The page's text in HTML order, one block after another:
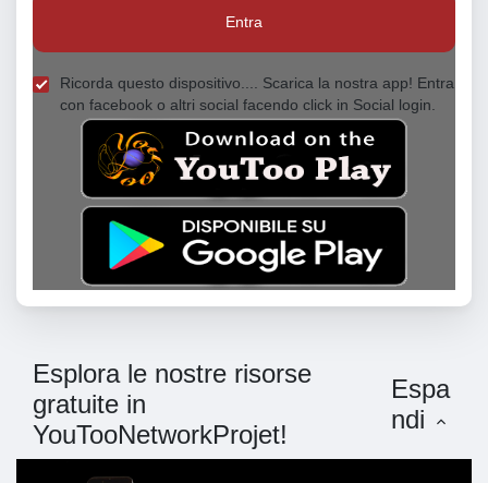
Entra
Ricorda questo dispositivo.... Scarica la nostra app! Entra
con facebook o altri social facendo click in Social login.
Esplora le nostre risorse
gratuite in
YouTooNetworkProjet!
Espa
ndi